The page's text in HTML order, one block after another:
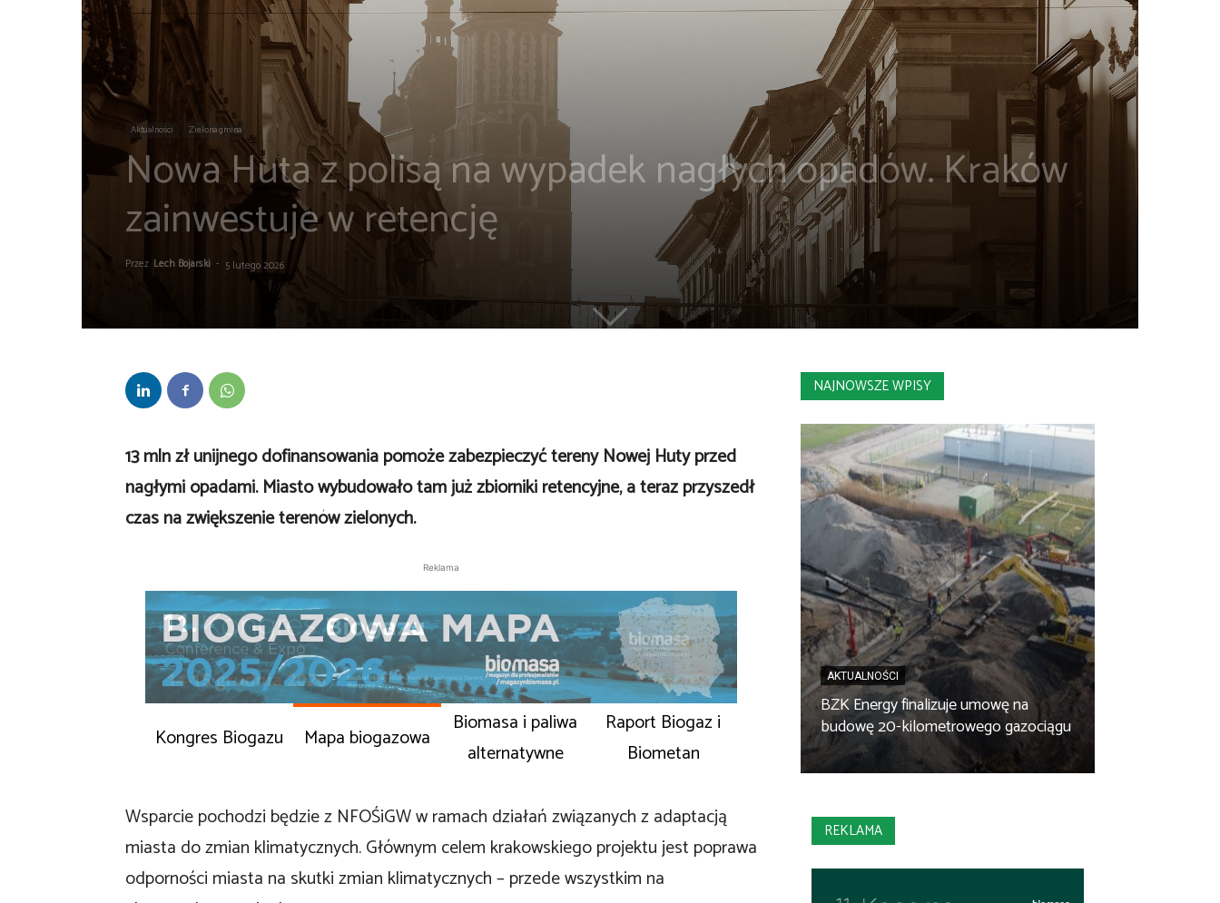
Aktualności Zielona gmina
Nowa Huta z polisą na wypadek nagłych opadów. Kraków
zainwestuje w retencję
Przez Lech Bojarski - 5 lutego 2026
13 mln zł unijnego dofinansowania pomoże zabezpieczyć tereny Nowej Huty przed
nagłymi opadami. Miasto wybudowało tam już zbiorniki retencyjne, a teraz przyszedł
czas na zwiększenie terenów zielonych.
Reklama
Kongres Biogazu Mapa biogazowa
Biomasa i paliwa
alternatywne
Raport Biogaz i
Biometan
Wsparcie pochodzi będzie z NFOŚiGW w ramach działań związanych z adaptacją
miasta do zmian klimatycznych. Głównym celem krakowskiego projektu jest poprawa
odporności miasta na skutki zmian klimatycznych – przede wszystkim na
NAJNOWSZE WPISY
AKTUALNOŚCI
BZK Energy finalizuje umowę na
budowę 20-kilometrowego gazociągu
REKLAMA